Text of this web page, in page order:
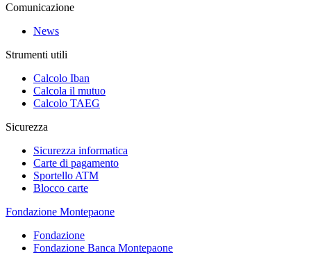
Comunicazione
News
Strumenti utili
Calcolo Iban
Calcola il mutuo
Calcolo TAEG
Sicurezza
Sicurezza informatica
Carte di pagamento
Sportello ATM
Blocco carte
Fondazione Montepaone
Fondazione
Fondazione Banca Montepaone